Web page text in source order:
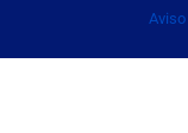
Aviso